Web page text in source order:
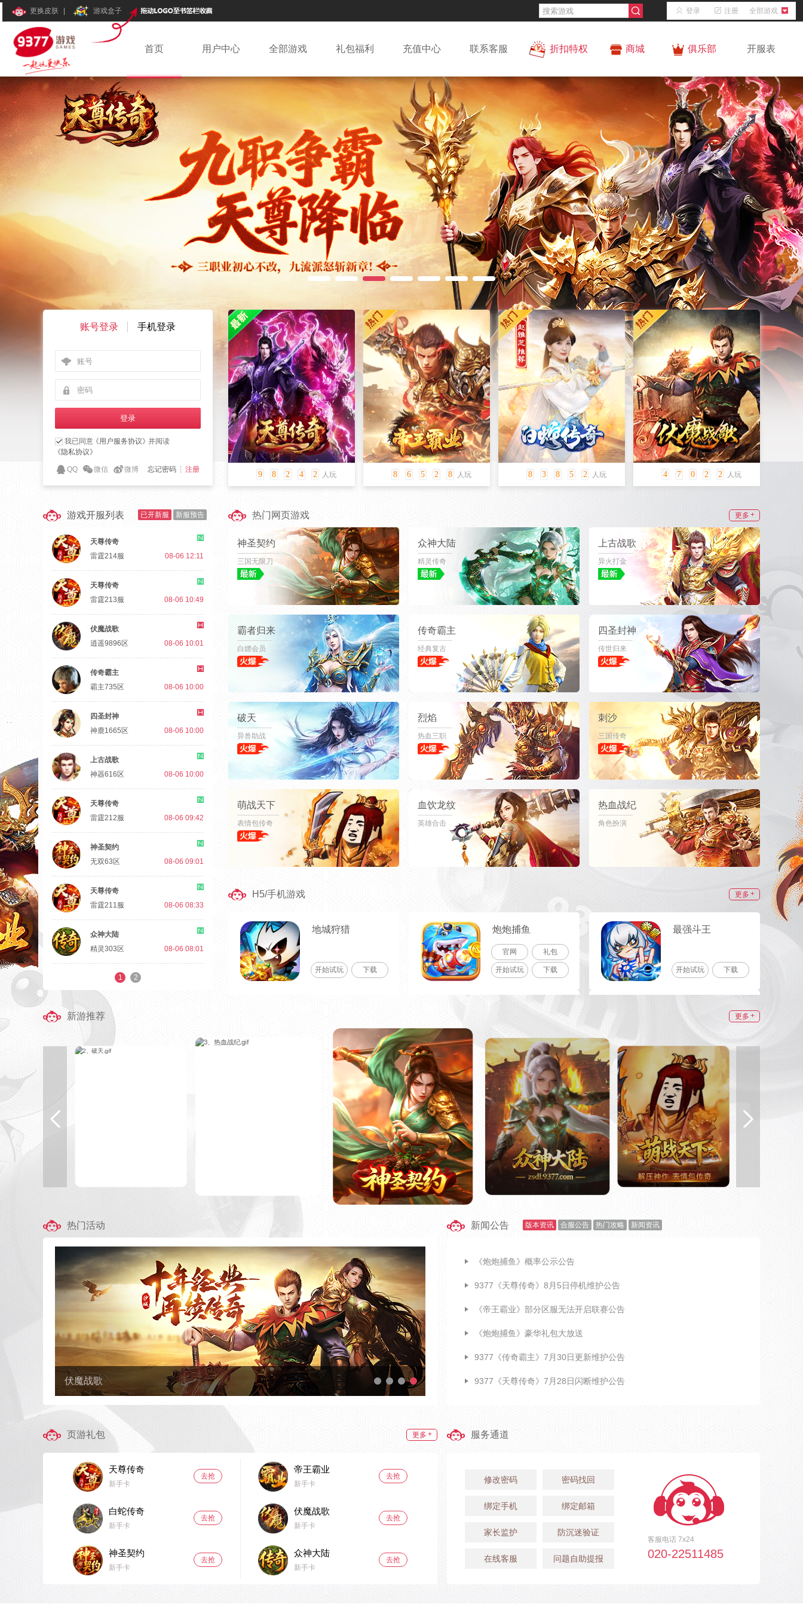
更换皮肤 游戏盒子 登录 注册 全部游戏
首页 用户中心 全部游戏 礼包福利 充值中心 联系客服 折扣特权 商城 俱乐部 开服表
6 7
账号登录 手机登录
我已同意《用户服务协议》并阅读
《隐私协议》
QQ 微信 微博 忘记密码 注册
9 8 2 5 8 人玩 8 6 5 1 4 人玩 8 3 9 4 3 人玩 4 7 0 4 6 人玩
游戏开服列表 已开新服 新服预告
1 2
天尊传奇
08-06 12:11
雷霆214服
天尊传奇
08-06 10:49
雷霆213服
伏魔战歌
08-06 10:01
逍遥9896区
传奇霸主
08-06 10:00
霸主735区
四圣封神
08-06 10:00
神鹿1665区
上古战歌
08-06 10:00
神器616区
天尊传奇
08-06 09:42
雷霆212服
神圣契约
08-06 09:01
无双63区
天尊传奇
08-06 08:33
雷霆211服
众神大陆
08-06 08:01
精灵303区
热门网页游戏 更多 +
神圣契约
三国无限刀
众神大陆
精灵传奇
上古战歌
异火打金
霸者归来
白嫖会员
传奇霸主
经典复古
四圣封神
传世归来
破天
异兽助战
烈焰
热血三职
刺沙
三国传奇
萌战天下
表情包传奇
血饮龙纹
英雄合击
热血战纪
角色扮演
H5/手机游戏 更多 +
地城狩猎
开始试玩 下载
炮炮捕鱼
开始试玩 下载
官网 礼包
最强斗王
开始试玩 下载
开始试玩 下载
官网 礼包
开始试玩 下载 开始试玩
新游推荐 更多 +
开始游戏
官网 | 礼包
开始游戏
官网 | 礼包
开始游戏
热门活动 新闻公告 版本资讯 合服公告 热门攻略 新闻资讯
【尊享卡】买到就是赚到
伏魔战歌
《炮炮捕鱼》概率公示公告
9377《天尊传奇》8月5日停机维护公告
《帝王霸业》部分区服无法开启联赛公告
《炮炮捕鱼》豪华礼包大放送
9377《传奇霸主》7月30日更新维护公告
9377《天尊传奇》7月28日闪断维护公告
页游礼包 更多 +
天尊传奇
新手卡
去抢
帝王霸业
新手卡
去抢
白蛇传奇
新手卡
去抢
伏魔战歌
新手卡
去抢
神圣契约
新手卡
去抢
众神大陆
新手卡
去抢
服务通道
修改密码 密码找回
绑定手机 绑定邮箱
家长监护 防沉迷验证
在线客服 问题自助提报
客服电话 7x24
020-22511485